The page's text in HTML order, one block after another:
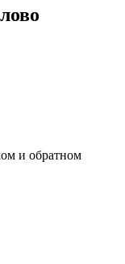
и обратном